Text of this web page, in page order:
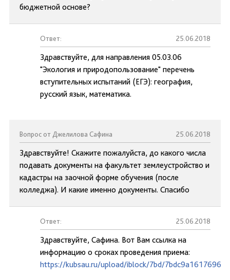
бюджетной основе?
Ответ: 25.06.2018
Здравствуйте, для направления 05.03.06
"Экология и природопользование" перечень
вступительных испытаний (ЕГЭ): география,
русский язык, математика.
Вопрос от Джелилова Сафина 25.06.2018
Здравствуйте! Скажите пожалуйста, до какого числа
подавать документы на факультет землеустройство и
кадастры на заочной форме обучения (после
колледжа). И какие именно документы. Спасибо
Ответ: 25.06.2018
Здравствуйте, Сафина. Вот Вам ссылка на
информацию о сроках проведения приема:
https://kubsau.ru/upload/iblock/7bd/